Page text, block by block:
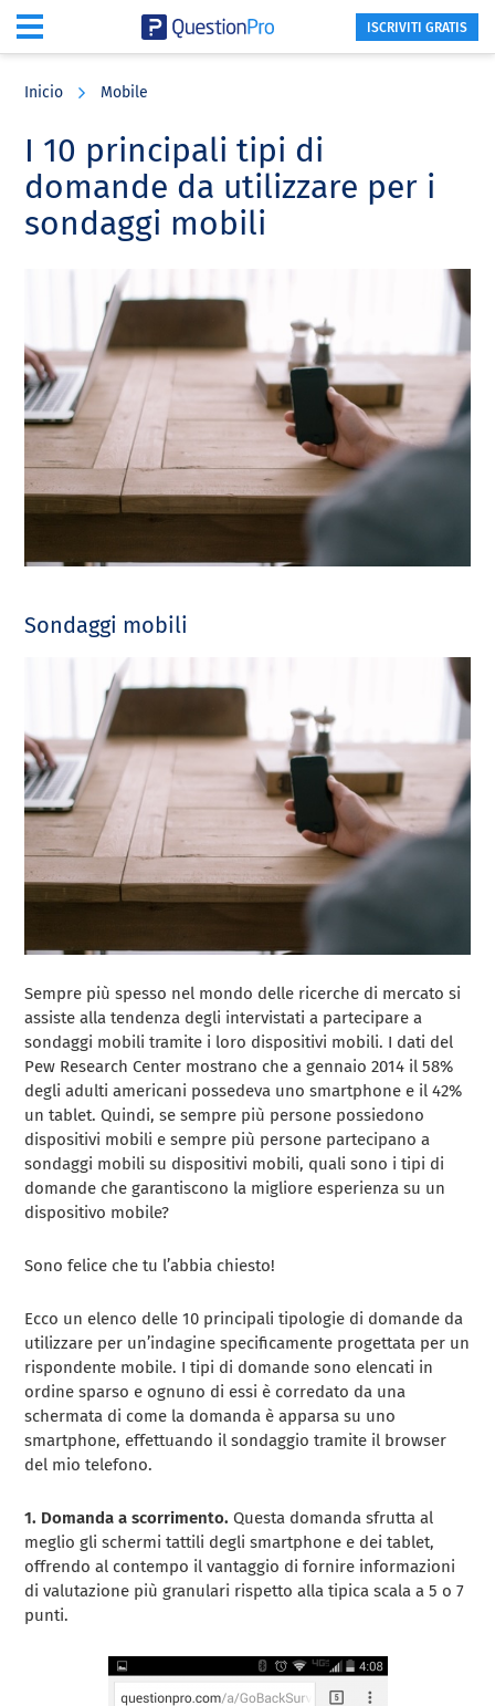
content
sidebar
ISCRIVITI GRATIS
Inicio Mobile
I 10 principali tipi di
domande da utilizzare per i
sondaggi mobili
Sondaggi mobili
Sempre più spesso nel mondo delle ricerche di mercato si
assiste alla tendenza degli intervistati a partecipare a
sondaggi mobili tramite i loro dispositivi mobili. I dati del
Pew Research Center mostrano che a gennaio 2014 il 58%
degli adulti americani possedeva uno smartphone e il 42%
un tablet. Quindi, se sempre più persone possiedono
dispositivi mobili e sempre più persone partecipano a
sondaggi mobili su dispositivi mobili, quali sono i tipi di
domande che garantiscono la migliore esperienza su un
dispositivo mobile?
Sono felice che tu l’abbia chiesto!
Ecco un elenco delle 10 principali tipologie di domande da
utilizzare per un’indagine specificamente progettata per un
rispondente mobile. I tipi di domande sono elencati in
ordine sparso e ognuno di essi è corredato da una
schermata di come la domanda è apparsa su uno
smartphone, effettuando il sondaggio tramite il browser
del mio telefono.
1. Domanda a scorrimento.Questa domanda sfrutta al
meglio gli schermi tattili degli smartphone e dei tablet,
offrendo al contempo il vantaggio di fornire informazioni
di valutazione più granulari rispetto alla tipica scala a 5 o 7
punti.